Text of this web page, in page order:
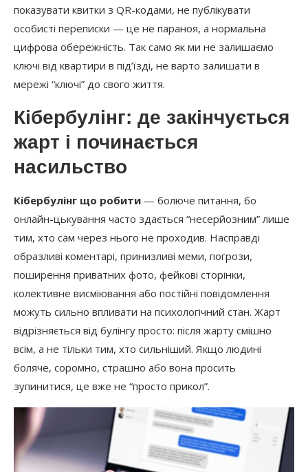
показувати квитки з QR-кодами, не публікувати
особисті переписки — це не параноя, а нормальна
цифрова обережність. Так само як ми не залишаємо
ключі від квартири в під’їзді, не варто залишати в
мережі “ключі” до свого життя.
Кібербулінг: де закінчується
жарт і починається
насильство
Кібербулінг що робити — болюче питання, бо
онлайн-цькування часто здається “несерйозним” лише
тим, хто сам через нього не проходив. Насправді
образливі коментарі, принизливі меми, погрози,
поширення приватних фото, фейкові сторінки,
колективне висміювання або постійні повідомлення
можуть сильно впливати на психологічний стан. Жарт
відрізняється від булінгу просто: після жарту смішно
всім, а не тільки тим, хто сильніший. Якщо людині
боляче, соромно, страшно або вона просить
зупинитися, це вже не “просто прикол”.